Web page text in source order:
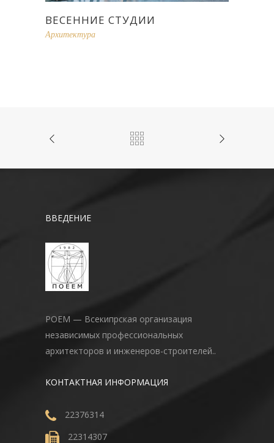
ВЕСЕННИЕ СТУДИИ
Архитектура
ВВЕДЕНИЕ
POEM — Всекипрская организация
независимых профессиональных
архитекторов и инженеров-строителей..
КОНТАКТНАЯ ИНФОРМАЦИЯ
22376314
22314307